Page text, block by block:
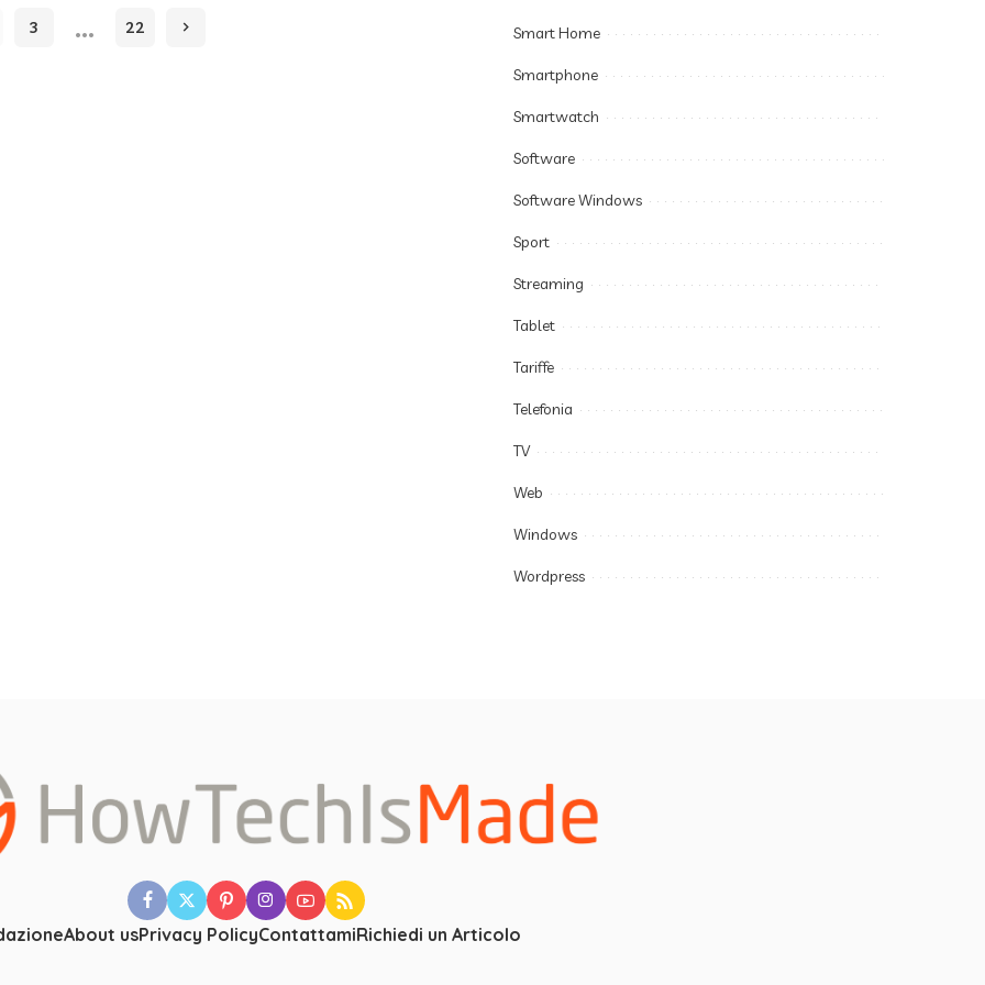
3 … 22 Smart Home
Smartphone
Smartwatch
Software
Software Windows
Sport
Streaming
Tablet
Tariffe
Telefonia
TV
Web
Windows
Wordpress
About usPrivacy PolicyContattamiRichiedi un Articolo